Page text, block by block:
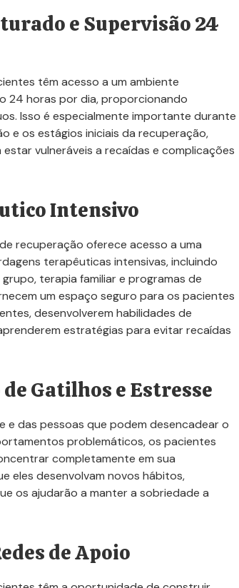
e Supervisão 24
têm acesso a um ambiente
24 horas por dia, proporcionando
Isso é especialmente importante durante
e os estágios iniciais da recuperação,
vulneráveis a recaídas e complicações
Intensivo
recuperação oferece acesso a uma
terapêuticas intensivas, incluindo
terapia familiar e programas de
um espaço seguro para os pacientes
desenvolverem habilidades de
estratégias para evitar recaídas
Gatilhos e Estresse
e das pessoas que podem desencadear o
problemáticos, os pacientes
completamente em sua
eles desenvolvam novos hábitos,
os ajudarão a manter a sobriedade a
de Apoio